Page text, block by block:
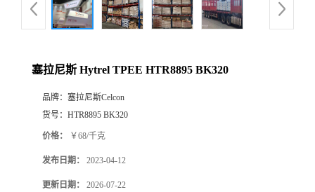
品
厅
塞拉尼斯 Hytrel TPEE HTR8895 BK320
品牌： 塞拉尼斯Celcon
货号： HTR8895 BK320
价格： ￥68/千克
发布日期： 2023-04-12
更新日期： 2026-07-22